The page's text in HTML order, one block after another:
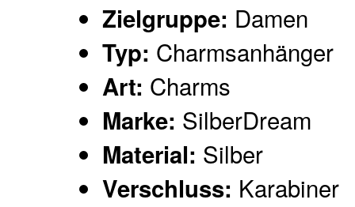
Zielgruppe: Damen
Typ: Charmsanhänger
Art: Charms
Marke: SilberDream
Material: Silber
Verschluss: Karabiner